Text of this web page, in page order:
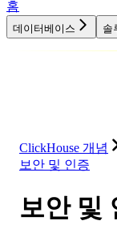
홈
데이터베이스 솔
ClickHouse 개념
보안 및 인증
보안 및